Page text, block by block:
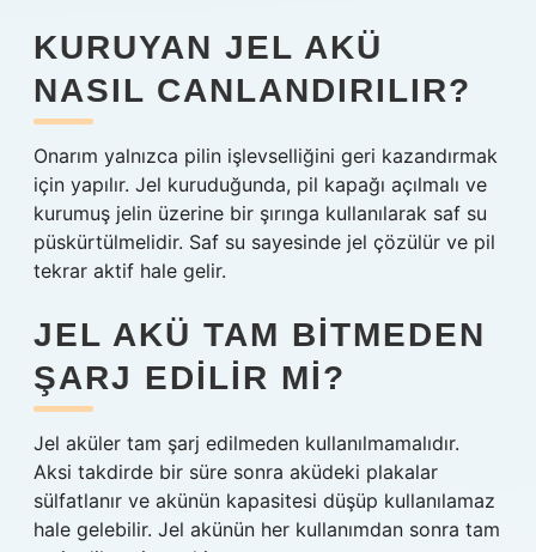
KURUYAN JEL AKÜ
NASIL CANLANDIRILIR?
Onarım yalnızca pilin işlevselliğini geri kazandırmak
için yapılır. Jel kuruduğunda, pil kapağı açılmalı ve
kurumuş jelin üzerine bir şırınga kullanılarak saf su
püskürtülmelidir. Saf su sayesinde jel çözülür ve pil
tekrar aktif hale gelir.
JEL AKÜ TAM BITMEDEN
ŞARJ EDILIR MI?
Jel aküler tam şarj edilmeden kullanılmamalıdır.
Aksi takdirde bir süre sonra aküdeki plakalar
sülfatlanır ve akünün kapasitesi düşüp kullanılamaz
hale gelebilir. Jel akünün her kullanımdan sonra tam